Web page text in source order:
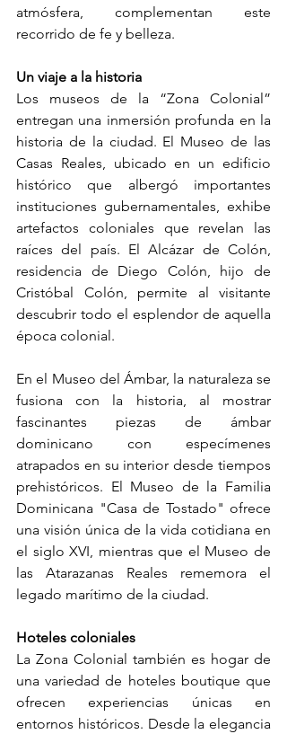
atmósfera, complementan este
recorrido de fe y belleza.
Un viaje a la historia
Los museos de la “Zona Colonial”
entregan una inmersión profunda en la
historia de la ciudad. El Museo de las
Casas Reales, ubicado en un edificio
histórico que albergó importantes
instituciones gubernamentales, exhibe
artefactos coloniales que revelan las
raíces del país. El Alcázar de Colón,
residencia de Diego Colón, hijo de
Cristóbal Colón, permite al visitante
descubrir todo el esplendor de aquella
época colonial.
En el Museo del Ámbar, la naturaleza se
fusiona con la historia, al mostrar
fascinantes piezas de ámbar
dominicano con especímenes
atrapados en su interior desde tiempos
prehistóricos. El Museo de la Familia
Dominicana "Casa de Tostado" ofrece
una visión única de la vida cotidiana en
el siglo XVI, mientras que el Museo de
las Atarazanas Reales rememora el
legado marítimo de la ciudad.
Hoteles coloniales
La Zona Colonial también es hogar de
una variedad de hoteles boutique que
ofrecen experiencias únicas en
entornos históricos. Desde la elegancia